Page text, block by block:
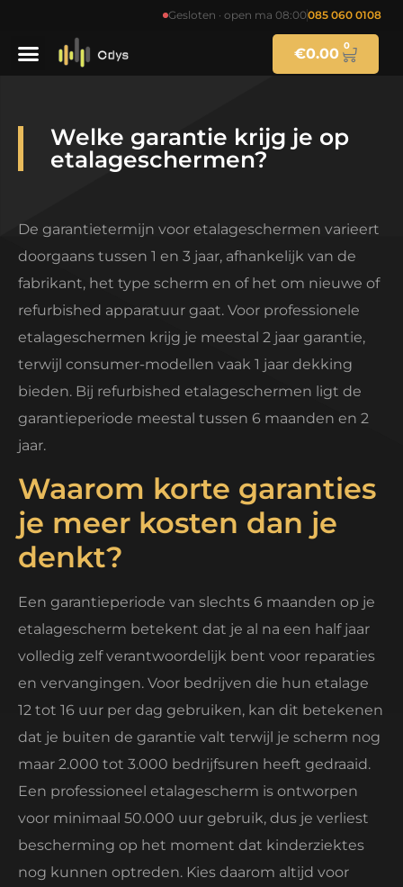
Gesloten · open ma 08:00085 060 0108
€0.00 0
Welke garantie krijg je op
etalageschermen?
De garantietermijn voor etalageschermen varieert
doorgaans tussen 1 en 3 jaar, afhankelijk van de
fabrikant, het type scherm en of het om nieuwe of
refurbished apparatuur gaat. Voor professionele
etalageschermen krijg je meestal 2 jaar garantie,
terwijl consumer-modellen vaak 1 jaar dekking
bieden. Bij refurbished etalageschermen ligt de
garantieperiode meestal tussen 6 maanden en 2
jaar.
Waarom korte garanties
je meer kosten dan je
denkt?
Een garantieperiode van slechts 6 maanden op je
etalagescherm betekent dat je al na een half jaar
volledig zelf verantwoordelijk bent voor reparaties
en vervangingen. Voor bedrijven die hun etalage
12 tot 16 uur per dag gebruiken, kan dit betekenen
dat je buiten de garantie valt terwijl je scherm nog
maar 2.000 tot 3.000 bedrijfsuren heeft gedraaid.
Een professioneel etalagescherm is ontworpen
voor minimaal 50.000 uur gebruik, dus je verliest
bescherming op het moment dat kinderziektes
nog kunnen optreden. Kies daarom altijd voor